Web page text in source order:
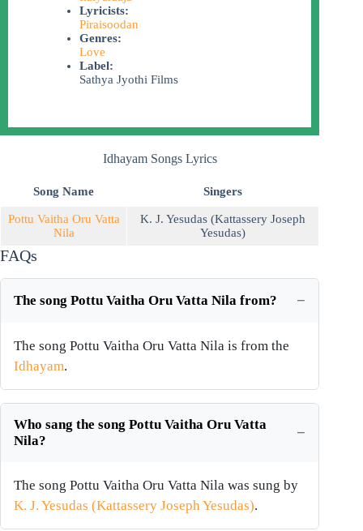
Lyricists:
Piraisoodan
Genres:
Love
Label:
Sathya Jyothi Films
Idhayam Songs Lyrics
Song Name Singers
Pottu Vaitha Oru Vatta
Nila
K. J. Yesudas (Kattassery Joseph
Yesudas)
FAQs
The song Pottu Vaitha Oru Vatta Nila from?
The song Pottu Vaitha Oru Vatta Nila is from the
Idhayam.
Who sang the song Pottu Vaitha Oru Vatta
Nila?
The song Pottu Vaitha Oru Vatta Nila was sung by
K. J. Yesudas (Kattassery Joseph Yesudas).